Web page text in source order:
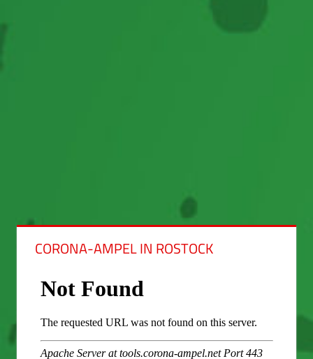
CORONA-AMPEL IN ROSTOCK